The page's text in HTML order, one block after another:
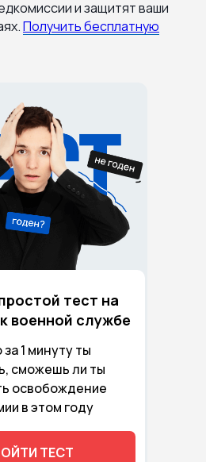
и защитят ваши
Получить бесплатную
за 1 минуту ты
сможешь ли ты
освобождение
в этом году
тест на
военной службе
ТЕСТ